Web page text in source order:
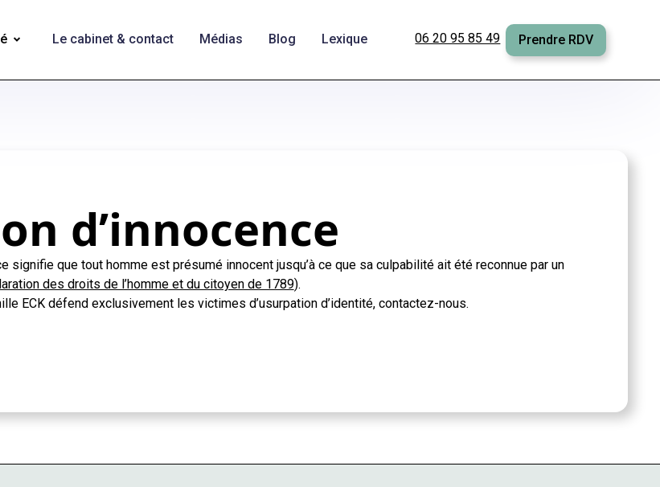
Le cabinet & contact Médias Blog Lexique 06 20 95 85 49 Prendre RDV
d’innocence
signifie que tout homme est présumé innocent jusqu’à ce que sa culpabilité ait été reconnue par un
des droits de l’homme et du citoyen de 1789).
ECK défend exclusivement les victimes d’usurpation d’identité, contactez-nous.